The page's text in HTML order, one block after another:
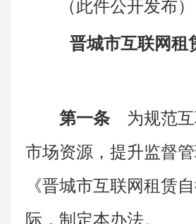
（此件公开发布）
晋城市互联网租
第一条 为规范互
市场资源，提升监督
《晋城市互联网租赁
际，制定本办法。